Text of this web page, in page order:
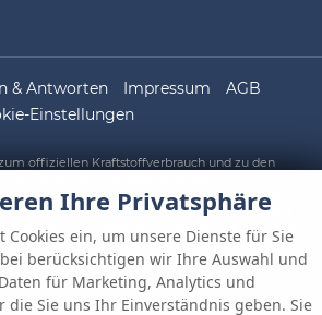
& Antworten Impressum
AGB
Einstellungen
offiziellen Kraftstoffverbrauch und zu den
können dem 'Leitfaden über den offiziellen
spezifischen CO -Emissionen und den
neuer PKW' entnommen werden, der an allen
'Deutschen Automobil Treuhand GmbH'
unter www.dat.de.
Ihre Privatsphäre
Cookies ein, um unsere Dienste für Sie
berücksichtigen wir Ihre Auswahl und
für Marketing, Analytics und
die Sie uns Ihr Einverständnis geben. Sie